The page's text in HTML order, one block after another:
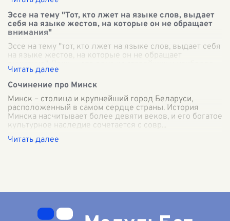
Эссе на тему "Тот, кто лжет на языке слов, выдает
себя на языке жестов, на которые он не обращает
внимания"
Эссе на тему "тот, кто лжет на языке слов, выдает себя
на языке жестов, на которые он не обращает
внимания" Ложь — это одна из старейших и наиболее
противоречивых черт человеческо
Сочинение про Минск
Минск – столица и крупнейший город Беларуси,
расположенный в самом сердце страны. История
Минска насчитывает более девяти веков, и его богатое
культурное наследие сочетается с совр